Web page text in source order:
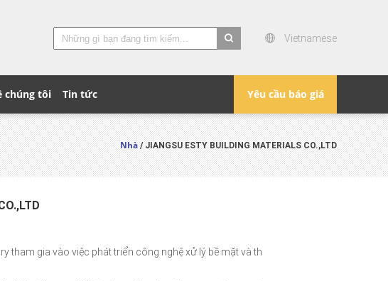
Vietnamese
Yêu cầu báo giá
chúng tôi Tin tức
Nhà / JIANGSU ESTY BUILDING MATERIALS CO.,LTD
tham gia vào việc phát triển công nghệ xử lý bề mặt và thiết bị.